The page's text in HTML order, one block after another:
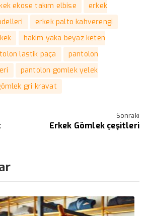
ekose takım elbise
erkek
erkek palto kahverengi
hakim yaka beyaz keten
lastik paça
pantolon
pantolon gomlek yelek
gri kravat
Sonraki
Erkek Gömlek çeşitleri